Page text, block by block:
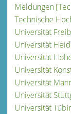
Meldungen
Technische
Universität
Universität
Universität
Universität
Universität
Universität
Universität